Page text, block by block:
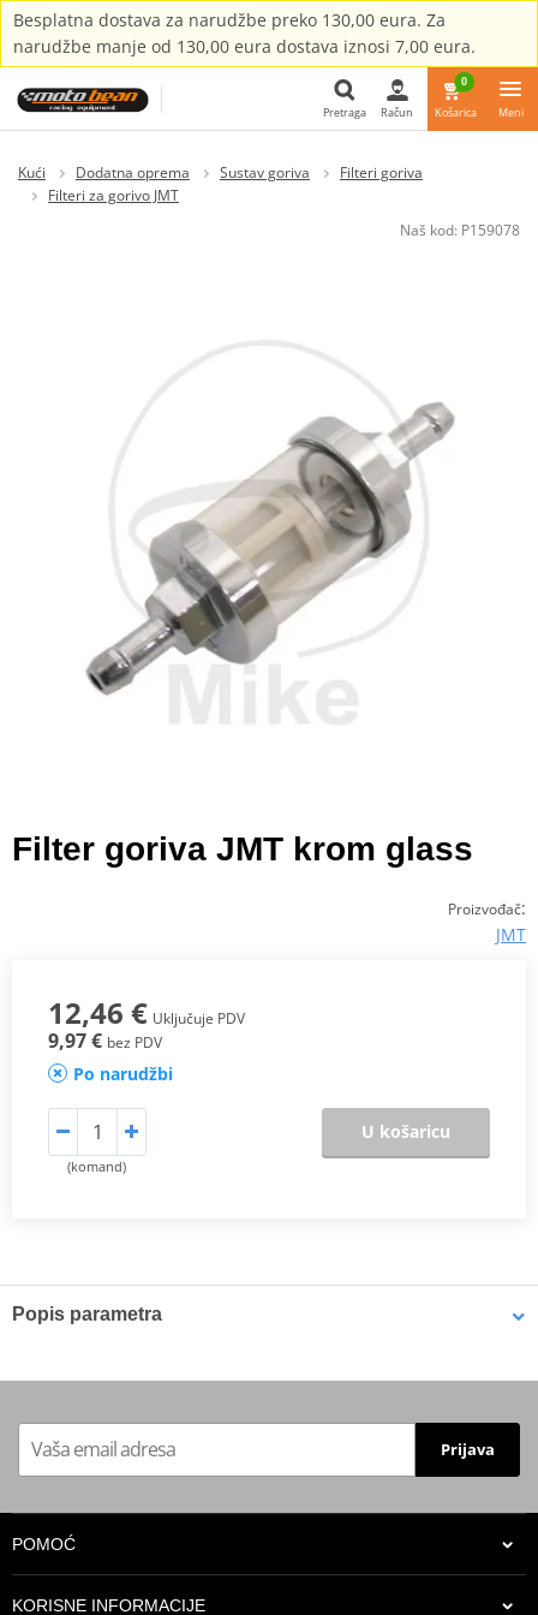
Besplatna dostava za narudžbe preko 130,00 eura. Za
narudžbe manje od 130,00 eura dostava iznosi 7,00 eura.
Pretraga Račun
0
Košarica Meni
Kući Dodatna oprema Sustav goriva
Filteri goriva
Filteri za gorivo JMT
Naš kod: P159078
Filter goriva JMT krom glass
Proizvođač:
JMT
12,46 € Uključuje PDV
9,97 € bez PDV
Po narudžbi
(komand)
U košaricu
Popis parametra
Diameter
Overall length
91 mm
Prijava
POMOĆ
KORISNE INFORMACIJE